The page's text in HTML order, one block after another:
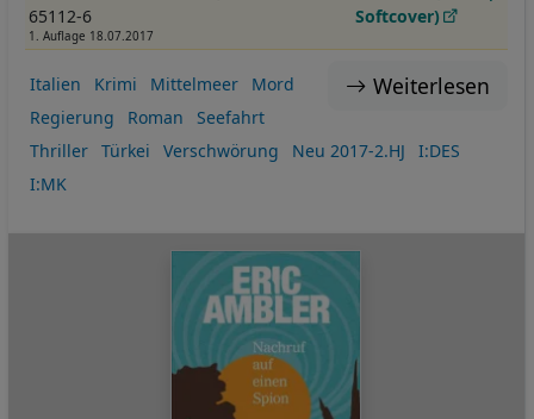
65112-6
1. Auflage 18.07.2017
Softcover)
Weiterlesen
Italien Krimi Mittelmeer
Mord
Regierung
Roman
Seefahrt
Thriller
Türkei Verschwörung Neu 2017-2.HJ
I:DES
I:MK